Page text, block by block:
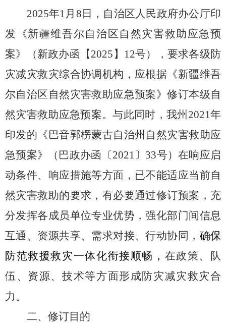
2025年1月8日， 自治区人民政府办公厅印
发《新疆维吾尔自治区自然灾害救助应急预
案》（新政办函【2025】12号）， 要求各级防
灾减灾救灾综合协调机构， 应根据《新疆维吾
尔自治区自然灾害救助应急预案》修订本级自
然灾害救助应急预案。与此同时，我州 2021年
印发的《巴音郭楞蒙古自治州自然灾害救助应
急预案》（巴政办函〔2021〕33号）在响应启
动条件、响应措施等方面，已不能适应当前自
然灾害救助的要求 ，有必要通过修订预案， 充
分发挥各成员单位专业优势，强化部门间信息
互通、资源共享、需求对接、行动协同， 确保
防范救援救灾一体化衔接顺畅， 在政策、队
伍、资源、技术等方面形成防灾减灾救灾合
力 。
二、修订目的